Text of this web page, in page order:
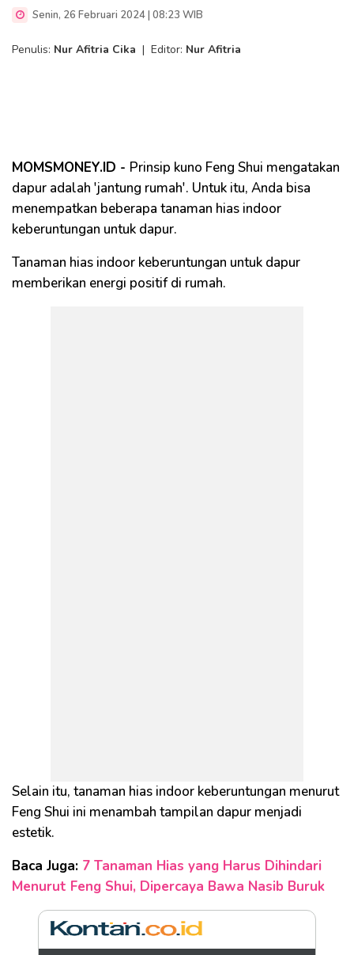
Senin, 26 Februari 2024 | 08:23 WIB
Penulis: Nur Afitria Cika | Editor: Nur Afitria
MOMSMONEY.ID - Prinsip kuno Feng Shui mengatakan
dapur adalah 'jantung rumah'. Untuk itu, Anda bisa
menempatkan beberapa tanaman hias indoor
keberuntungan untuk dapur.
Tanaman hias indoor keberuntungan untuk dapur
memberikan energi positif di rumah.
Selain itu, tanaman hias indoor keberuntungan menurut
Feng Shui ini menambah tampilan dapur menjadi
estetik.
Baca Juga: 7 Tanaman Hias yang Harus Dihindari
Menurut Feng Shui, Dipercaya Bawa Nasib Buruk